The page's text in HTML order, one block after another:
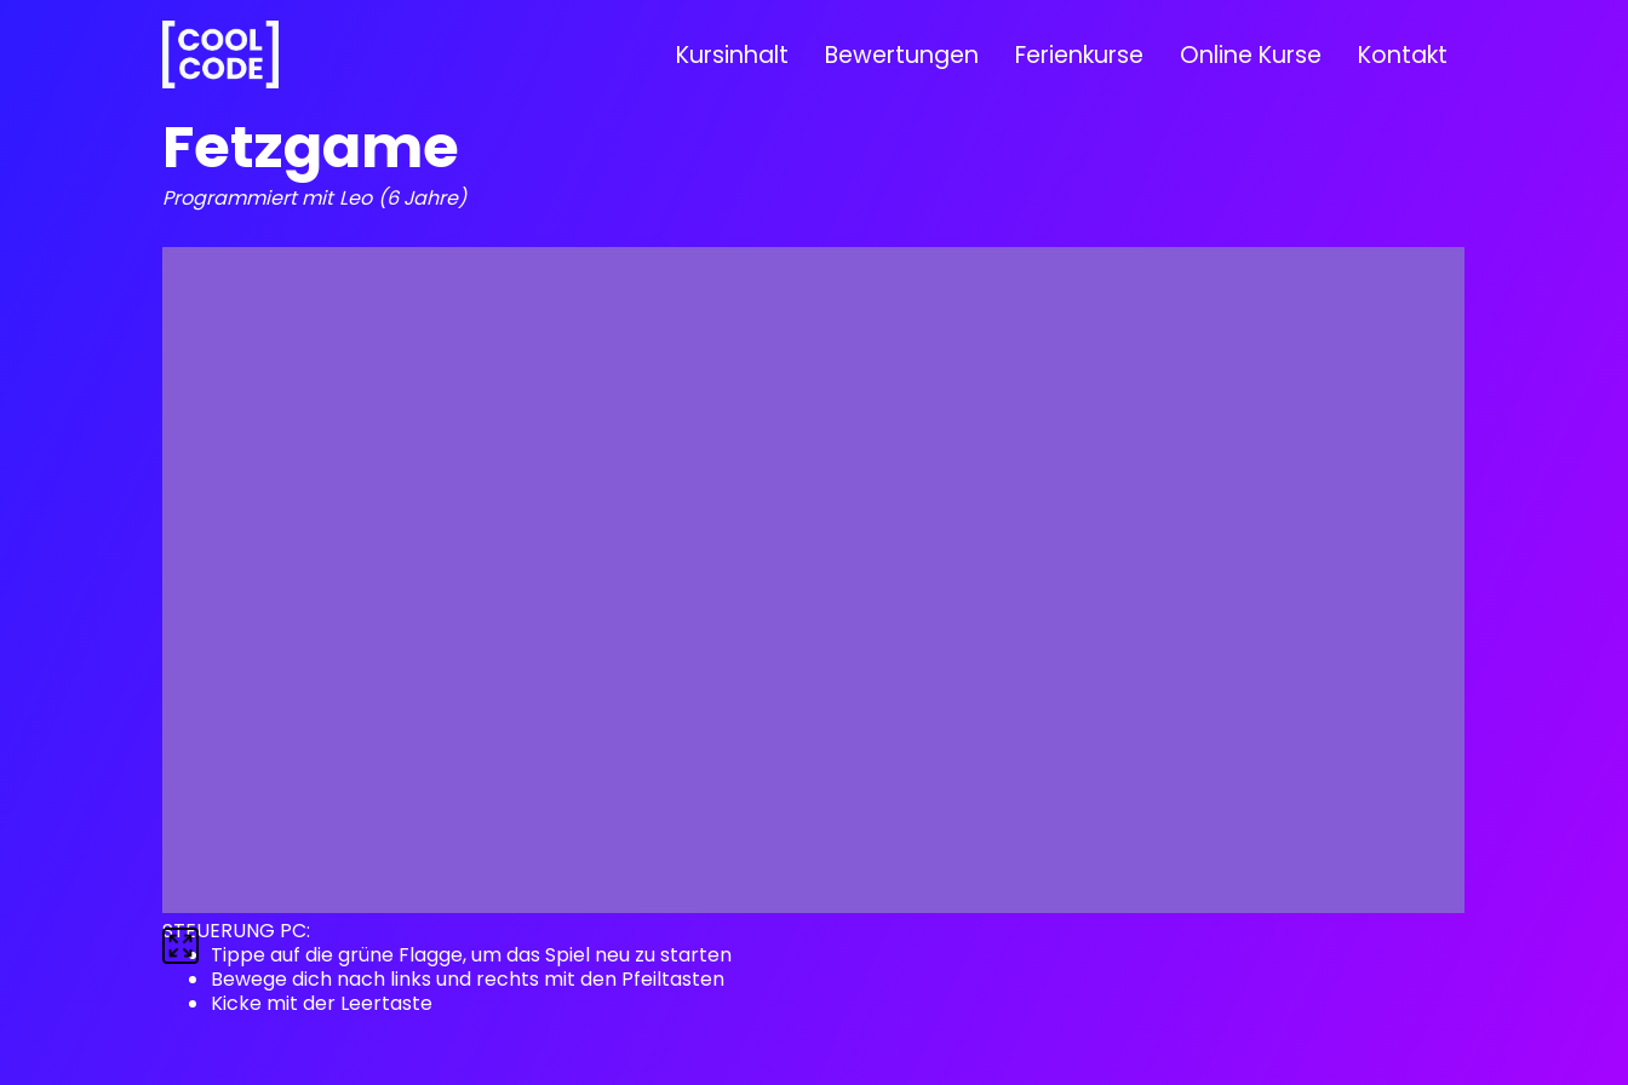
Fetzgame
Programmiert mit Leo (6 Jahre)
STEUERUNG PC:
Tippe auf die grüne Flagge, um das Spiel neu zu starten
Bewege dich nach links und rechts mit den Pfeiltasten
Kicke mit der Leertaste
Kursinhalt Bewertungen Ferienkurse Online Kurse Kontakt